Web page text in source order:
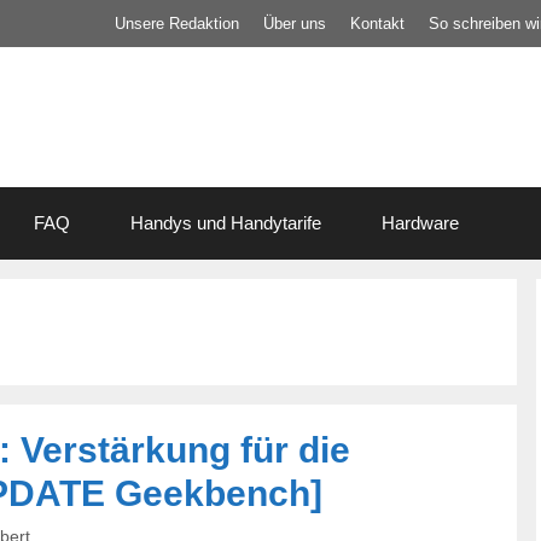
Unsere Redaktion Über uns Kontakt So schreiben
FAQ Handys und Handytarife Hardware
Verstärkung für die
Geekbench]